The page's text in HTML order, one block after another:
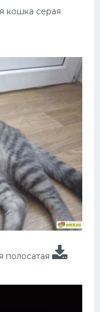
кошка серая
полосатая